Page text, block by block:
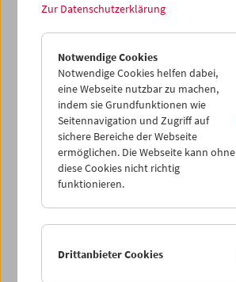
Mo 9.8.
Di 10.8.
Mi 11.8.
Do 12.8.
Sa 14.8.
Zur Datenschutzerklärung
Notwendige Cookies
Notwendige Cookies helfen dabei,
eine Webseite nutzbar zu machen,
indem sie Grundfunktionen wie
Seitennavigation und Zugriff auf
sichere Bereiche der Webseite
ermöglichen. Die Webseite kann ohne
diese Cookies nicht richtig
funktionieren.
Drittanbieter Cookies